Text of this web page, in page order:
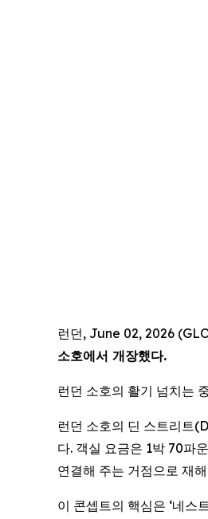
런던, June 02, 2026
소호에서 개장했다.
런던 소호의 활기 넘치는
런던 소호의 딘 스트리트
다. 객실 요금은 1박 70파
연결해 주는 거점으로 재
이 콘셉트의 핵심은 ‘네스